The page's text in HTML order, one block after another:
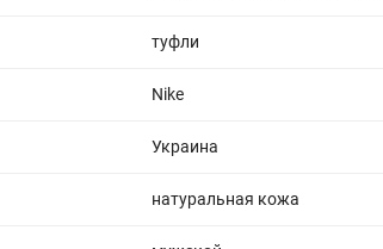
туфли
Nike
Украина
натуральная кожа